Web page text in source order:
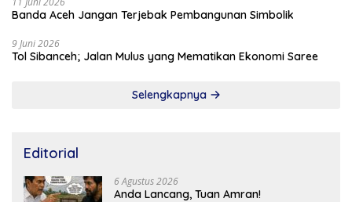
Banda Aceh Jangan Terjebak Pembangunan Simbolik
9 Juni 2026
Tol Sibanceh; Jalan Mulus yang Mematikan Ekonomi Saree
Selengkapnya
Editorial
6 Agustus 2026
Anda Lancang, Tuan Amran!